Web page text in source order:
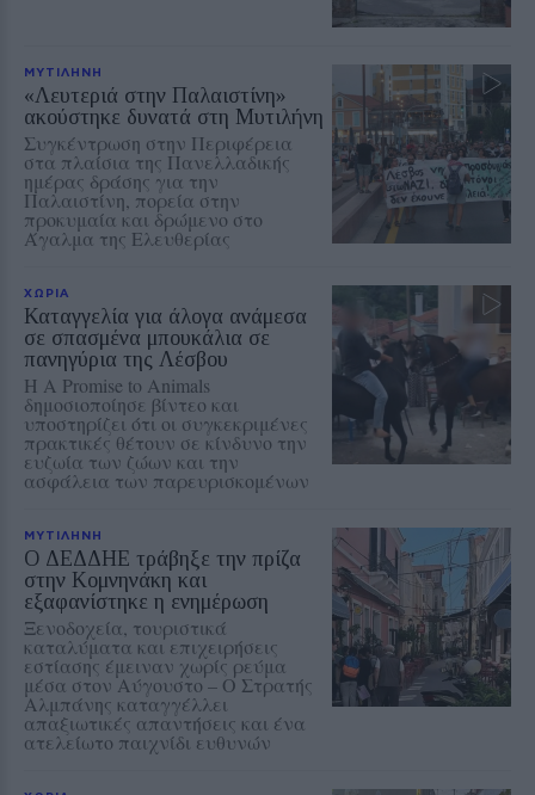
ΜΥΤΙΛΗΝΗ
«Λευτεριά στην Παλαιστίνη»
ακούστηκε δυνατά στη Μυτιλήνη
Συγκέντρωση στην Περιφέρεια
στα πλαίσια της Πανελλαδικής
ημέρας δράσης για την
Παλαιστίνη, πορεία στην
προκυμαία και δρώμενο στο
Άγαλμα της Ελευθερίας
ΧΩΡΙΑ
Καταγγελία για άλογα ανάμεσα
σε σπασμένα μπουκάλια σε
πανηγύρια της Λέσβου
Η A Promise to Animals
δημοσιοποίησε βίντεο και
υποστηρίζει ότι οι συγκεκριμένες
πρακτικές θέτουν σε κίνδυνο την
ευζωία των ζώων και την
ασφάλεια των παρευρισκομένων
ΜΥΤΙΛΗΝΗ
Ο ΔΕΔΔΗΕ τράβηξε την πρίζα
στην Κομνηνάκη και
εξαφανίστηκε η ενημέρωση
Ξενοδοχεία, τουριστικά
καταλύματα και επιχειρήσεις
εστίασης έμειναν χωρίς ρεύμα
μέσα στον Αύγουστο – Ο Στρατής
Αλμπάνης καταγγέλλει
απαξιωτικές απαντήσεις και ένα
ατελείωτο παιχνίδι ευθυνών